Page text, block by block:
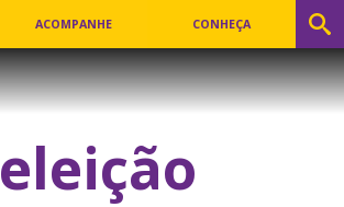
ACOMPANHE CONHEÇA
eleição